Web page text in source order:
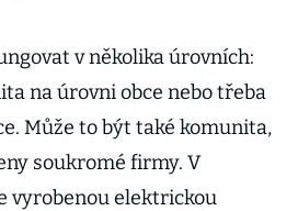
v několika úrovních:
na úrovni obce nebo třeba
Může to být také komunita,
soukromé firmy. V
vyrobenou elektrickou